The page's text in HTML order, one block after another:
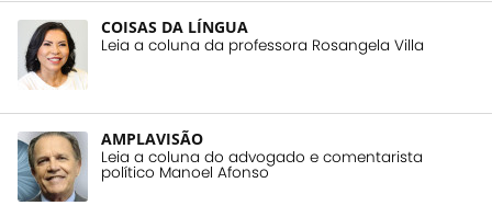
COISAS DA LÍNGUA
Leia a coluna da professora Rosangela Villa
AMPLAVISÃO
Leia a coluna do advogado e comentarista
político Manoel Afonso